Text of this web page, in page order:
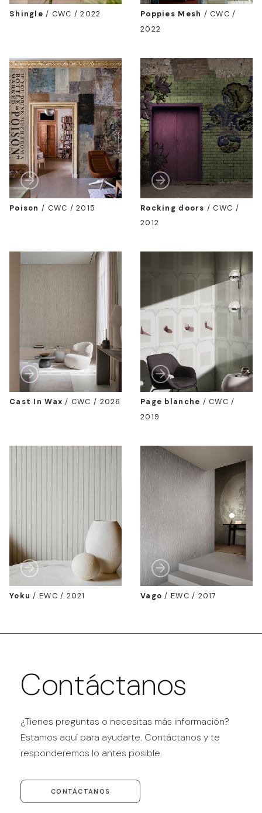
Shingle / CWC / 2022 Poppies Mesh /CWC /
2022
Poison / CWC / 2015 Rocking doors /CWC /
2012
Cast In Wax / CWC / 2026 Page blanche /CWC /
2019
Yoku / EWC / 2021 Vago / EWC / 2017
Contáctanos
¿Tienes preguntas o necesitas más información?
Estamos aquí para ayudarte. Contáctanos y te
responderemos lo antes posible.
CONTÁCTANOS